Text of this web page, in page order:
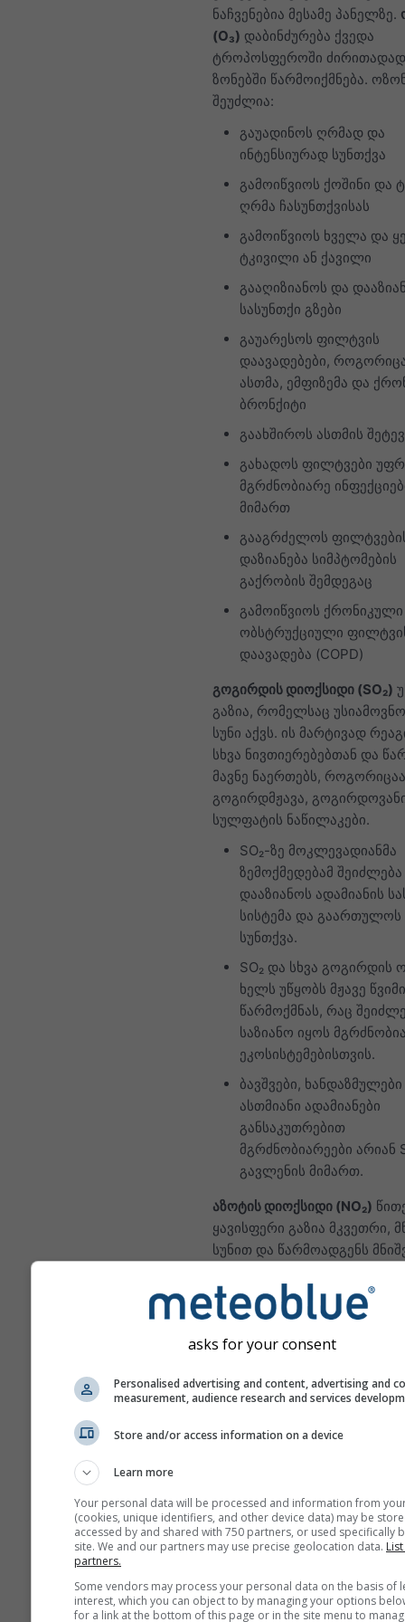
ნაჩვენებია მესამე პანელზე.
(O₃) დაბინძურება ქვედა
ტროპოსფეროში
ზონებში წარმოიქმნება.
შეუძლია:
გაუადინოს ღრმად და
ინტენსიურად სუნთქვა
გამოიწვიოს ქოშინი და
ღრმა ჩასუნთქვისას
გამოიწვიოს ხველა და
ტკივილი ან ქავილი
გააღიზიანოს და
სასუნთქი გზები
გაუარესოს ფილტვის
დაავადებები,
ასთმა, ემფიზემა და
ბრონქიტი
გაახშიროს ასთმის
გახადოს ფილტვები
მგრძნობიარე
მიმართ
გააგრძელოს
დაზიანება სიმპტომების
გაქრობის შემდეგაც
გამოიწვიოს ქრონიკული
ობსტრუქციული
დაავადება (COPD)
გოგირდის დიოქსიდი (SO₂)
გაზია, რომელსაც
სუნი აქვს. ის მარტივად
სხვა ნივთიერებებთან და
მავნე ნაერთებს, როგორიცაა
გოგირდმჟავა,
სულფატის ნაწილაკები.
SO₂-ზე მოკლევადიანმა
ზემოქმედებამ შეიძლება
დააზიანოს ადამიანის
სისტემა და გაართულოს
სუნთქვა.
SO₂ და სხვა გოგირდის
ხელს უწყობს მჟავე
წარმოქმნას, რაც
საზიანო იყოს
ეკოსისტემებისთვის.
ბავშვები,
ასთმიანი ადამიანები
განსაკუთრებით
მგრძნობიარეები არიან
გავლენის მიმართ.
აზოტის დიოქსიდი (NO₂)
ყავისფერი გაზია მკვეთრი,
სუნით და წარმოადგენს
აზოტის დიოქსიდის
ფოსილური საწვავის, ანუ
ნავთობისა და გაზის წვაა.
NO₂-ის უმეტესი ნაწილი
ტრანსპორტის
მოდის. აზოტის დიოქსიდი
რადგან ის ოზონის
NO₂ აანთებს ფილტვების
ლორწოვან გარსს და
ინფექციების მიმართ
NO₂ იწვევს ისეთ
asks for your consent
Personalised advertising and content, advertising and
measurement, audience research and services
Store and/or access information on a device
Learn more
Your personal data will be processed and information from
(cookies, unique identifiers, and other device data) may be
accessed by and shared with 750 partners, or used specifically
site. We and our partners may use precise geolocation data.
partners.
Some vendors may process your personal data on the basis of
interest, which you can object to by managing your options
for a link at the bottom of this page or in the site menu to